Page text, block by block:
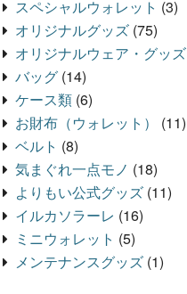
スペシャルウォレット (3)
オリジナルグッズ (75)
オリジナルウェア・グッズ
バッグ (14)
ケース類 (6)
お財布（ウォレット）
(11)
ベルト (8)
気まぐれ一点モノ (18)
よりもい公式グッズ (11)
イルカソラーレ (16)
ミニウォレット (5)
メンテナンスグッズ (1)